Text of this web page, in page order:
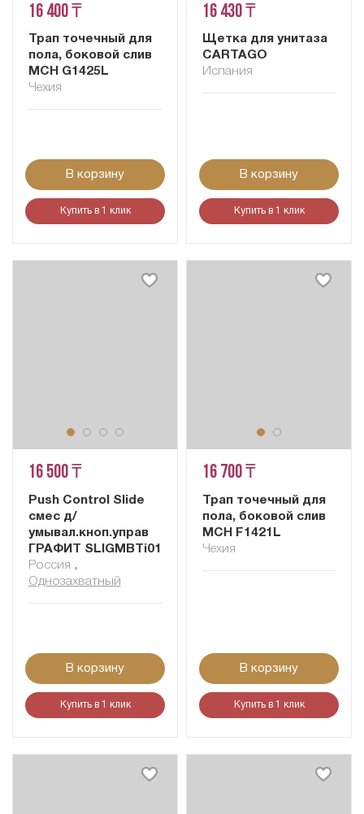
16 400 ₸
Трап точечный для
пола, боковой слив
MCH G1425L
Чехия
В корзину
Купить в 1 клик
16 430 ₸
Щетка для унитаза
CARTAGO
Испания
В корзину
Купить в 1 клик
16 500 ₸
Push Control Slide
смес д/
умывал.кноп.управ
ГРАФИТ SLIGMBTi01
Россия ,
Однозахватный
В корзину
Купить в 1 клик
16 700 ₸
Трап точечный для
пола, боковой слив
MCH F1421L
Чехия
В корзину
Купить в 1 клик